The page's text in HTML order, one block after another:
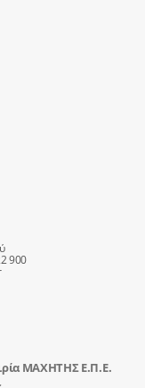
900
ΜΑΧΗΤΗΣ Ε.Π.Ε.